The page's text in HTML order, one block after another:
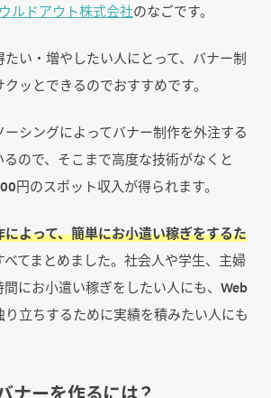
ルドアウト株式会社のなごです。
い・増やしたい人にとって、バナー制
ッとできるのでおすすめです。
シングによってバナー制作を外注する
ので、そこまで高度な技術がなくと
円のスポット収入が得られます。
によって、簡単にお小遣い稼ぎをするた
べてまとめました。社会人や学生、主婦
にお小遣い稼ぎをしたい人にも、Web
立ちするために実績を積みたい人にも